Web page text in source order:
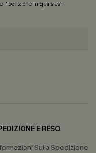
l'iscrizione in qualsiasi
E RESO
Sulla Spedizione